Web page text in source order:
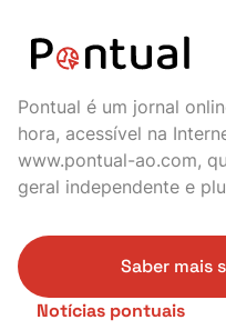
Pontual é um jornal
hora, acessível na
www.pontual-ao.com,
geral independente e
Saber mais
Notícias pontuais